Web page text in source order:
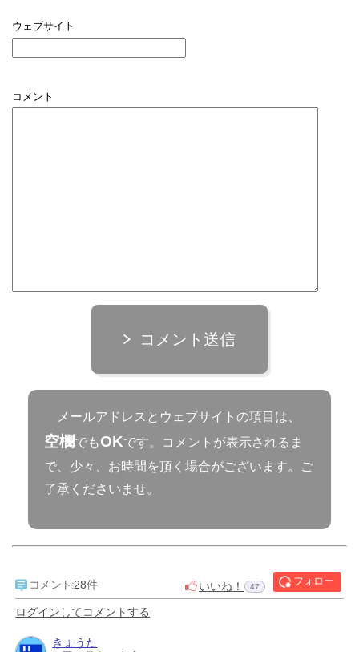
ウェブサイト
コメント
コメント送信
メールアドレスとウェブサイトの項目は、
空欄でもOKです。コメントが表示されるま
で、少々、お時間を頂く場合がございます。ご
了承くださいませ。